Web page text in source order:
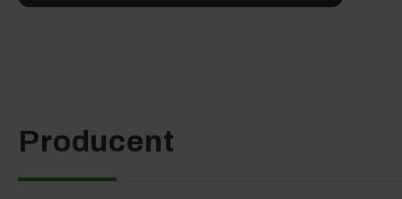
Wystarczy delikatnie nacisnąć
Producent